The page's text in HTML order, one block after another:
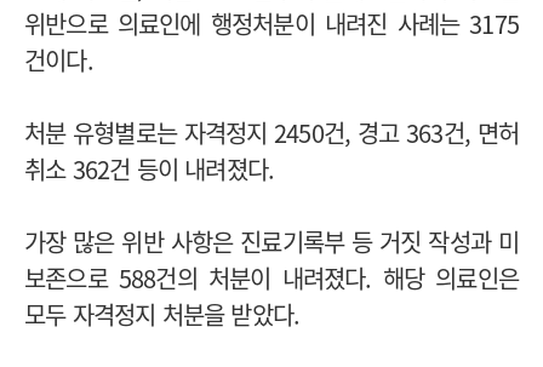
위반으로 의료인에 행정처분이 내려진 사례는 3175
건이다.
처분 유형별로는 자격정지 2450건, 경고 363건, 면허
취소 362건 등이 내려졌다.
가장 많은 위반 사항은 진료기록부 등 거짓 작성과 미
보존으로 588건의 처분이 내려졌다. 해당 의료인은
모두 자격정지 처분을 받았다.